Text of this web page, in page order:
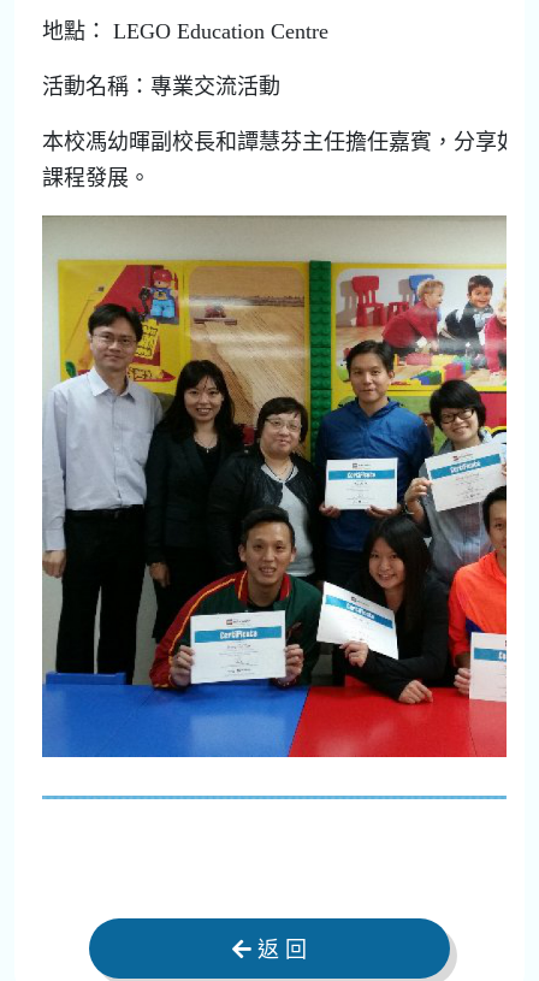
地點： LEGO Education Centre
活動名稱：專業交流活動
本校馮幼暉副校長和譚慧芬主任擔任嘉賓，分享如
課程發展。
返 回